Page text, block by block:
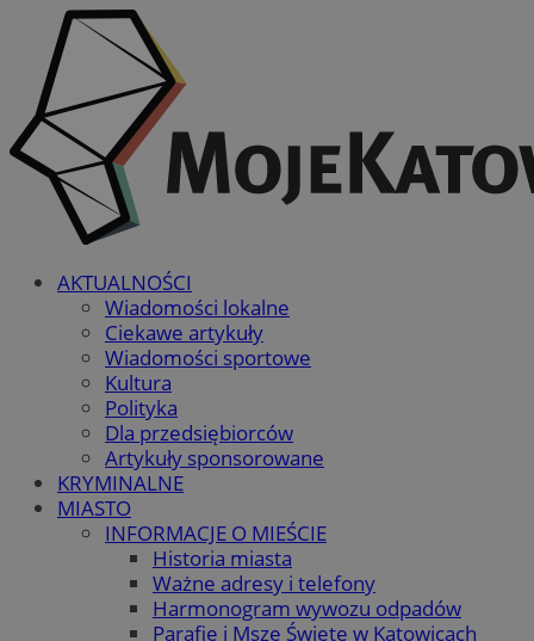
AKTUALNOŚCI
Wiadomości lokalne
Ciekawe artykuły
Wiadomości sportowe
Kultura
Polityka
Dla przedsiębiorców
Artykuły sponsorowane
KRYMINALNE
MIASTO
INFORMACJE O MIEŚCIE
Historia miasta
Ważne adresy i telefony
Harmonogram wywozu odpadów
Parafie i Msze Święte w Katowicach